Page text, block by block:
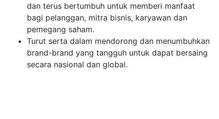
dan terus bertumbuh untuk memberi manfaat
bagi pelanggan, mitra bisnis, karyawan dan
pemegang saham.
Turut serta dalam mendorong dan menumbuhkan
brand-brand yang tangguh untuk dapat bersaing
secara nasional dan global.